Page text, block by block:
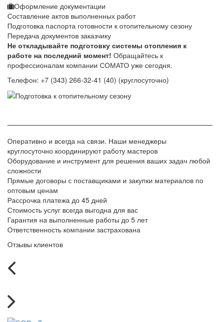
Оформление документации
Составление актов выполненных работ
Подготовка паспорта готовности к отопительному сезону
Передача документов заказчику
Не откладывайте подготовку системы отопления к
работе на последний момент! Обращайтесь к
профессионалам компании СОМАТО уже сегодня.
Телефон: +7 (343) 266-32-41 (40) (круглосуточно)
Оперативно и всегда на связи. Наши менеджеры
круглосуточно координируют работу мастеров
Оборудование и инструмент для решения ваших задач любой
сложности
Прямые договоры с поставщиками и закупки материалов по
оптовым ценам
Рассрочка платежа до 45 дней
Стоимость услуг всегда выгодна для вас
Гарантия на выполненные работы до 5 лет
Ответственность компании застрахована
Отзывы клиентов